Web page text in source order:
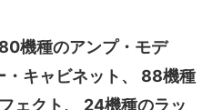
80機種のアンプ・モデ
キャビネット、 88機種
ェクト、 24機種のラッ